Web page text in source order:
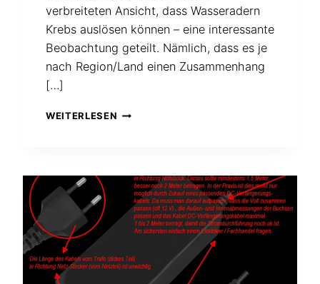
verbreiteten Ansicht, dass Wasseradern
Krebs auslösen können – eine interessante
Beobachtung geteilt. Nämlich, dass es je
nach Region/Land einen Zusammenhang
[…]
WEITERLESEN KANN